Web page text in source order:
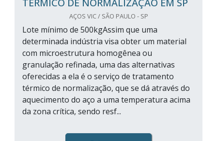
TÉRMICO DE NORMALIZAÇÃO EM SP
AÇOS VIC / SÃO PAULO - SP
Lote mínimo de 500kgAssim que uma
determinada indústria visa obter um material
com microestrutura homogênea ou
granulação refinada, uma das alternativas
oferecidas a ela é o serviço de tratamento
térmico de normalização, que se dá através do
aquecimento do aço a uma temperatura acima
da zona crítica, sendo resf...